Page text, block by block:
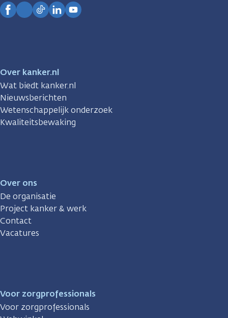
Over kanker.nl
Wat biedt kanker.nl
Nieuwsberichten
Wetenschappelijk onderzoek
Kwaliteitsbewaking
Over ons
De organisatie
Project kanker & werk
Contact
Vacatures
Voor zorgprofessionals
Voor zorgprofessionals